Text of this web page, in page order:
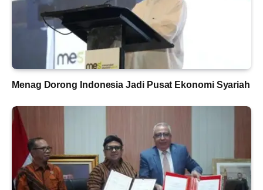
Menag Dorong Indonesia Jadi Pusat Ekonomi Syariah